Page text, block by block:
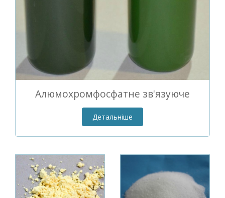
Алюмохромфосфатне зв'язуюче
Детальніше